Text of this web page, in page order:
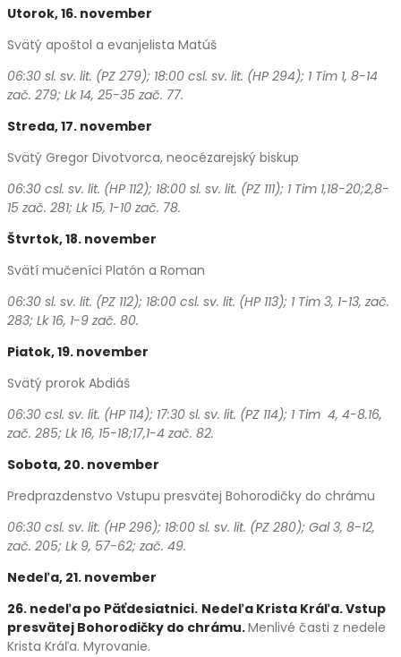
Utorok, 16. november
Svätý apoštol a evanjelista Matúš
06:30 sl. sv. lit. (PZ 279); 18:00 csl. sv. lit. (HP 294); 1 Tim 1, 8-14
zač. 279; Lk 14, 25-35 zač. 77.
Streda, 17. november
Svätý Gregor Divotvorca, neocézarejský biskup
06:30 csl. sv. lit. (HP 112); 18:00 sl. sv. lit. (PZ 111); 1 Tim 1,18-20;2,8-
15 zač. 281; Lk 15, 1-10 zač. 78.
Štvrtok, 18. november
Svätí mučeníci Platón a Roman
06:30 sl. sv. lit. (PZ 112); 18:00 csl. sv. lit. (HP 113); 1 Tim 3, 1-13, zač.
283; Lk 16, 1-9 zač. 80.
Piatok, 19. november
Svätý prorok Abdiáš
06:30 csl. sv. lit. (HP 114); 17:30 sl. sv. lit. (PZ 114); 1 Tim 4, 4-8.16,
zač. 285; Lk 16, 15-18;17,1-4 zač. 82.
Sobota, 20. november
Predprazdenstvo Vstupu presvätej Bohorodičky do chrámu
06:30 csl. sv. lit. (HP 296); 18:00 sl. sv. lit. (PZ 280); Gal 3, 8-12,
zač. 205; Lk 9, 57-62; zač. 49.
Nedeľa, 21. november
26. nedeľa po Päťdesiatnici. Nedeľa Krista Kráľa. Vstup
presvätej Bohorodičky do chrámu.Menlivé časti z nedele
Krista Kráľa. Myrovanie.